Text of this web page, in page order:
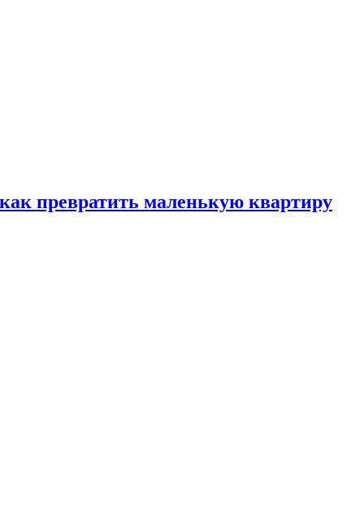
превратить маленькую квартиру